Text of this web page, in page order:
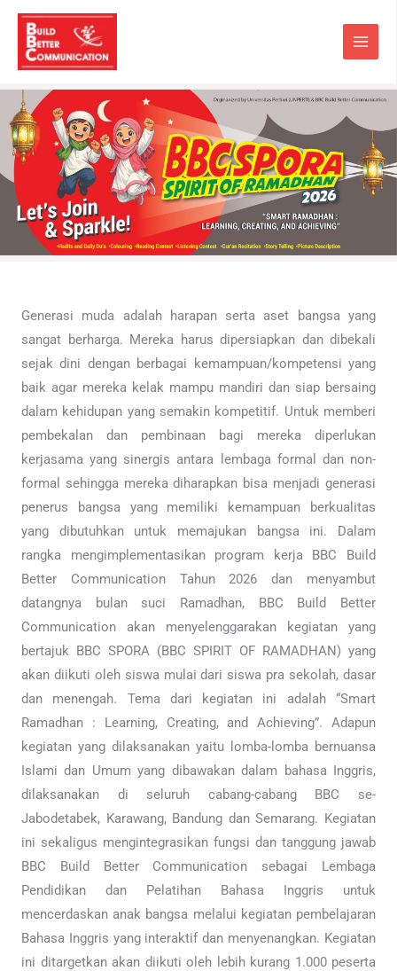
Skip
content
Generasi muda adalah harapan serta aset bangsa yang
sangat berharga. Mereka harus dipersiapkan dan dibekali
sejak dini dengan berbagai kemampuan/kompetensi yang
baik agar mereka kelak mampu mandiri dan siap bersaing
dalam kehidupan yang semakin kompetitif. Untuk memberi
pembekalan dan pembinaan bagi mereka diperlukan
kerjasama yang sinergis antara lembaga formal dan non-
formal sehingga mereka diharapkan bisa menjadi generasi
penerus bangsa yang memiliki kemampuan berkualitas
yang dibutuhkan untuk memajukan bangsa ini. Dalam
rangka mengimplementasikan program kerja BBC Build
Better Communication Tahun 2026 dan menyambut
datangnya bulan suci Ramadhan, BBC Build Better
Communication akan menyelenggarakan kegiatan yang
bertajuk BBC SPORA (BBC SPIRIT OF RAMADHAN) yang
akan diikuti oleh siswa mulai dari siswa pra sekolah, dasar
dan menengah. Tema dari kegiatan ini adalah “Smart
Ramadhan : Learning, Creating, and Achieving”. Adapun
kegiatan yang dilaksanakan yaitu lomba-lomba bernuansa
Islami dan Umum yang dibawakan dalam bahasa Inggris,
dilaksanakan di seluruh cabang-cabang BBC se-
Jabodetabek, Karawang, Bandung dan Semarang. Kegiatan
ini sekaligus mengintegrasikan fungsi dan tanggung jawab
BBC Build Better Communication sebagai Lembaga
Pendidikan dan Pelatihan Bahasa Inggris untuk
mencerdaskan anak bangsa melalui kegiatan pembelajaran
Bahasa Inggris yang interaktif dan menyenangkan. Kegiatan
ini ditargetkan akan diikuti oleh lebih kurang 1.000 peserta